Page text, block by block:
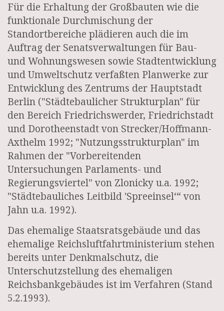
Für die Erhaltung der Großbauten wie die
funktionale Durchmischung der
Standortbereiche plädieren auch die im
Auftrag der Senatsverwaltungen für Bau-
und Wohnungswesen sowie Stadtentwicklung
und Umweltschutz verfaßten Planwerke zur
Entwicklung des Zentrums der Hauptstadt
Berlin ("Städtebaulicher Strukturplan" für
den Bereich Friedrichswerder, Friedrichstadt
und Dorotheenstadt von Strecker/Hoffmann-
Axthelm 1992; "Nutzungsstrukturplan" im
Rahmen der "Vorbereitenden
Untersuchungen Parlaments- und
Regierungsviertel" von Zlonicky u.a. 1992;
"Städtebauliches Leitbild 'Spreeinsel‘“ von
Jahn u.a. 1992).
Das ehemalige Staatsratsgebäude und das
ehemalige Reichsluftfahrtministerium stehen
bereits unter Denkmalschutz, die
Unterschutzstellung des ehemaligen
Reichsbankgebäudes ist im Verfahren (Stand
5.2.1993).